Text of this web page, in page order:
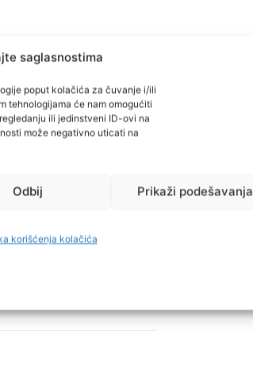
saglasnostima
poput kolačića za čuvanje i/ili
tehnologijama će nam omogućiti
ili jedinstveni ID-ovi na
može negativno uticati na
Odbij Prikaži podešavanja
korišćenja kolačića